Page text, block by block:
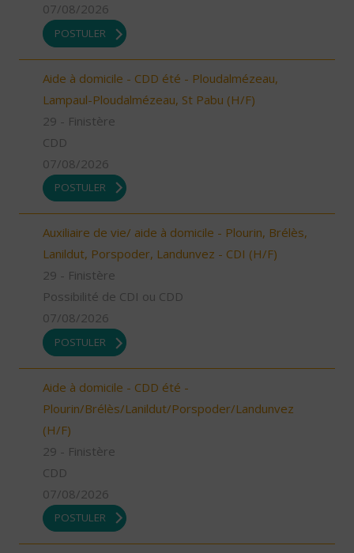
07/08/2026
POSTULER
Aide à domicile - CDD été - Ploudalmézeau,
Lampaul-Ploudalmézeau, St Pabu (H/F)
29 - Finistère
CDD
07/08/2026
POSTULER
Auxiliaire de vie/ aide à domicile - Plourin, Brélès,
Lanildut, Porspoder, Landunvez - CDI (H/F)
29 - Finistère
Possibilité de CDI ou CDD
07/08/2026
POSTULER
Aide à domicile - CDD été -
Plourin/Brélès/Lanildut/Porspoder/Landunvez
(H/F)
29 - Finistère
CDD
07/08/2026
POSTULER